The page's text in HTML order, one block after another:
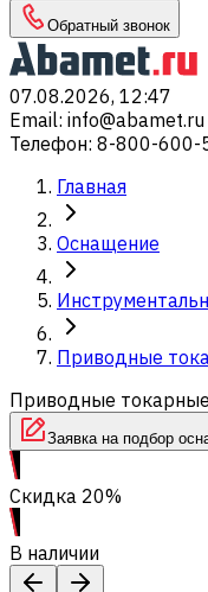
Обратный звонок
07.08.2026, 12:47
Email: info@abamet.ru
Телефон: 8-800-600-
Главная
Оснащение
Приводные
Приводные
Заявка на подбор
Скидка 20%
В наличии